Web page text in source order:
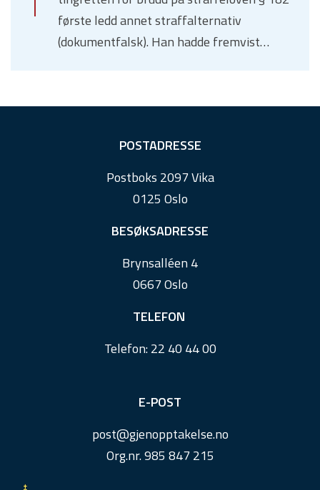
første ledd annet straffalternativ
(dokumentfalsk). Han hadde fremvist…
POSTADRESSE
Postboks 2097 Vika
0125 Oslo
BESØKSADRESSE
Brynsalléen 4
0667 Oslo
TELEFON
Telefon:22 40 44 00
E-POST
post@gjenopptakelse.no
Org.nr. 985 847 215